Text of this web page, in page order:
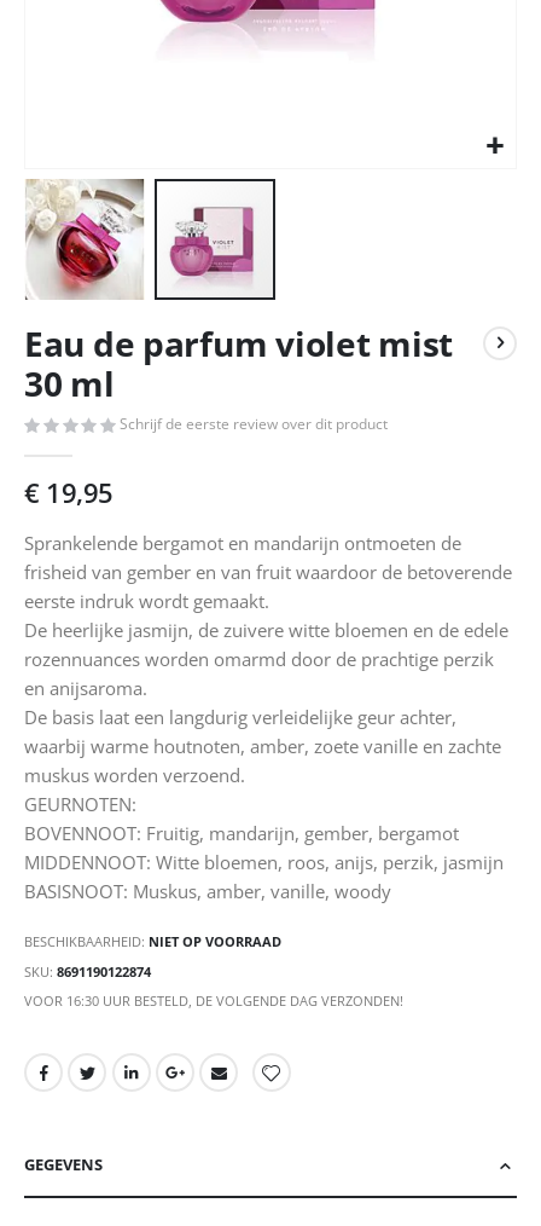
naar
het
begin
de
afbeeldingen-
gallerij
Eau de parfum violet mist
30 ml
Schrijf de eerste review over dit product
€ 19,95
Sprankelende bergamot en mandarijn ontmoeten de
frisheid van gember en van fruit waardoor de betoverende
eerste indruk wordt gemaakt.
De heerlijke jasmijn, de zuivere witte bloemen en de edele
rozennuances worden omarmd door de prachtige perzik
en anijsaroma.
De basis laat een langdurig verleidelijke geur achter,
waarbij warme houtnoten, amber, zoete vanille en zachte
muskus worden verzoend.
GEURNOTEN:
BOVENNOOT: Fruitig, mandarijn, gember, bergamot
MIDDENNOOT: Witte bloemen, roos, anijs, perzik, jasmijn
BASISNOOT: Muskus, amber, vanille, woody
BESCHIKBAARHEID: NIET OP VOORRAAD
SKU 8691190122874
VOOR 16:30 UUR BESTELD, DE VOLGENDE DAG VERZONDEN!
GEGEVENS